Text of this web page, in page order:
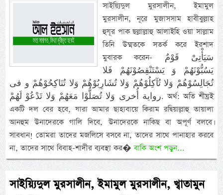
সাইয়্যিদুল মুরসালীন, ইমামুল
মুরসালীন, নূরে মুজাসসাম হাবীবুল্লাহ
হুযূর পাক ছল্লাল্লাহু আলাইহি ওয়া সাল্লাম
তিনি উম্মতকে সতর্ক করে ইরশাদ
মুবারক করেন- سَيَأْتِىْ قَوْمٌ
يَسُبُّوْنَهُمْ وَ يَسْتَنْقِصُوْنَهُمْ فَلا
تُجَالِسُوْهُمْ وَلا تُآكِلُوْهُمْ وَلا تُشَارِبُوْهُمْ وَلا تُنَاكِحُوْهُمْ و فى
رواية أُخرى وَلا تُصَلُّوْا مَعَهُمْ وَلا تَدْعُوْ لَهُمْ. অর্থ: অতি শীঘ্রই
একটি দল বের হবে, যারা আমার ছাহাবায়ে কিরাম রদ্বিয়াল্লাহু তায়ালা
আনহুম উনাদেরকে গালি দিবে, উনাদেরকে নাকিছ বা অপূর্ণ বলবে।
সাবধান! তোমরা তাদের মজলিসে বসবে না, তাদের সাথে পানাহার করবে
না, তাদের সাথে বিবাহ-শাদীর ব্যবস্থা কর�বাকি অংশ পড়ুন...
সাইয়্যিদুল মুরসালীন, ইমামুল মুরসালীন, খ্বাতামুন